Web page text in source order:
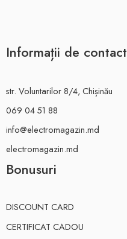
Informații de contact
str. Voluntarilor 8/4, Chișinău
069 04 51 88
info@electromagazin.md
electromagazin.md
Bonusuri
DISCOUNT CARD
CERTIFICAT CADOU